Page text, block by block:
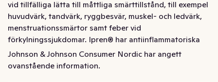
vid tillfälliga lätta till måttliga smärttillstånd, till exempel
huvudvärk, tandvärk, ryggbesvär, muskel- och ledvärk,
menstruationssmärtor samt feber vid
förkylningssjukdomar. Ipren® har antiinflammatoriska
Bipacksedel
Johnson & Johnson Consumer Nordic har angett
ovanstående information.